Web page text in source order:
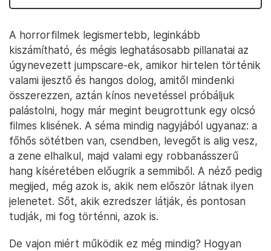
A horrorfilmek legismertebb, leginkább
kiszámítható, és mégis leghatásosabb pillanatai az
úgynevezett jumpscare-ek, amikor hirtelen történik
valami ijesztő és hangos dolog, amitől mindenki
összerezzen, aztán kínos nevetéssel próbáljuk
palástolni, hogy már megint beugrottunk egy olcsó
filmes klisének. A séma mindig nagyjából ugyanaz: a
főhős sötétben van, csendben, levegőt is alig vesz,
a zene elhalkul, majd valami egy robbanásszerű
hang kíséretében előugrik a semmiből. A néző pedig
megijed, még azok is, akik nem először látnak ilyen
jelenetet. Sőt, akik ezredszer látják, és pontosan
tudják, mi fog történni, azok is.
De vajon miért működik ez még mindig? Hogyan